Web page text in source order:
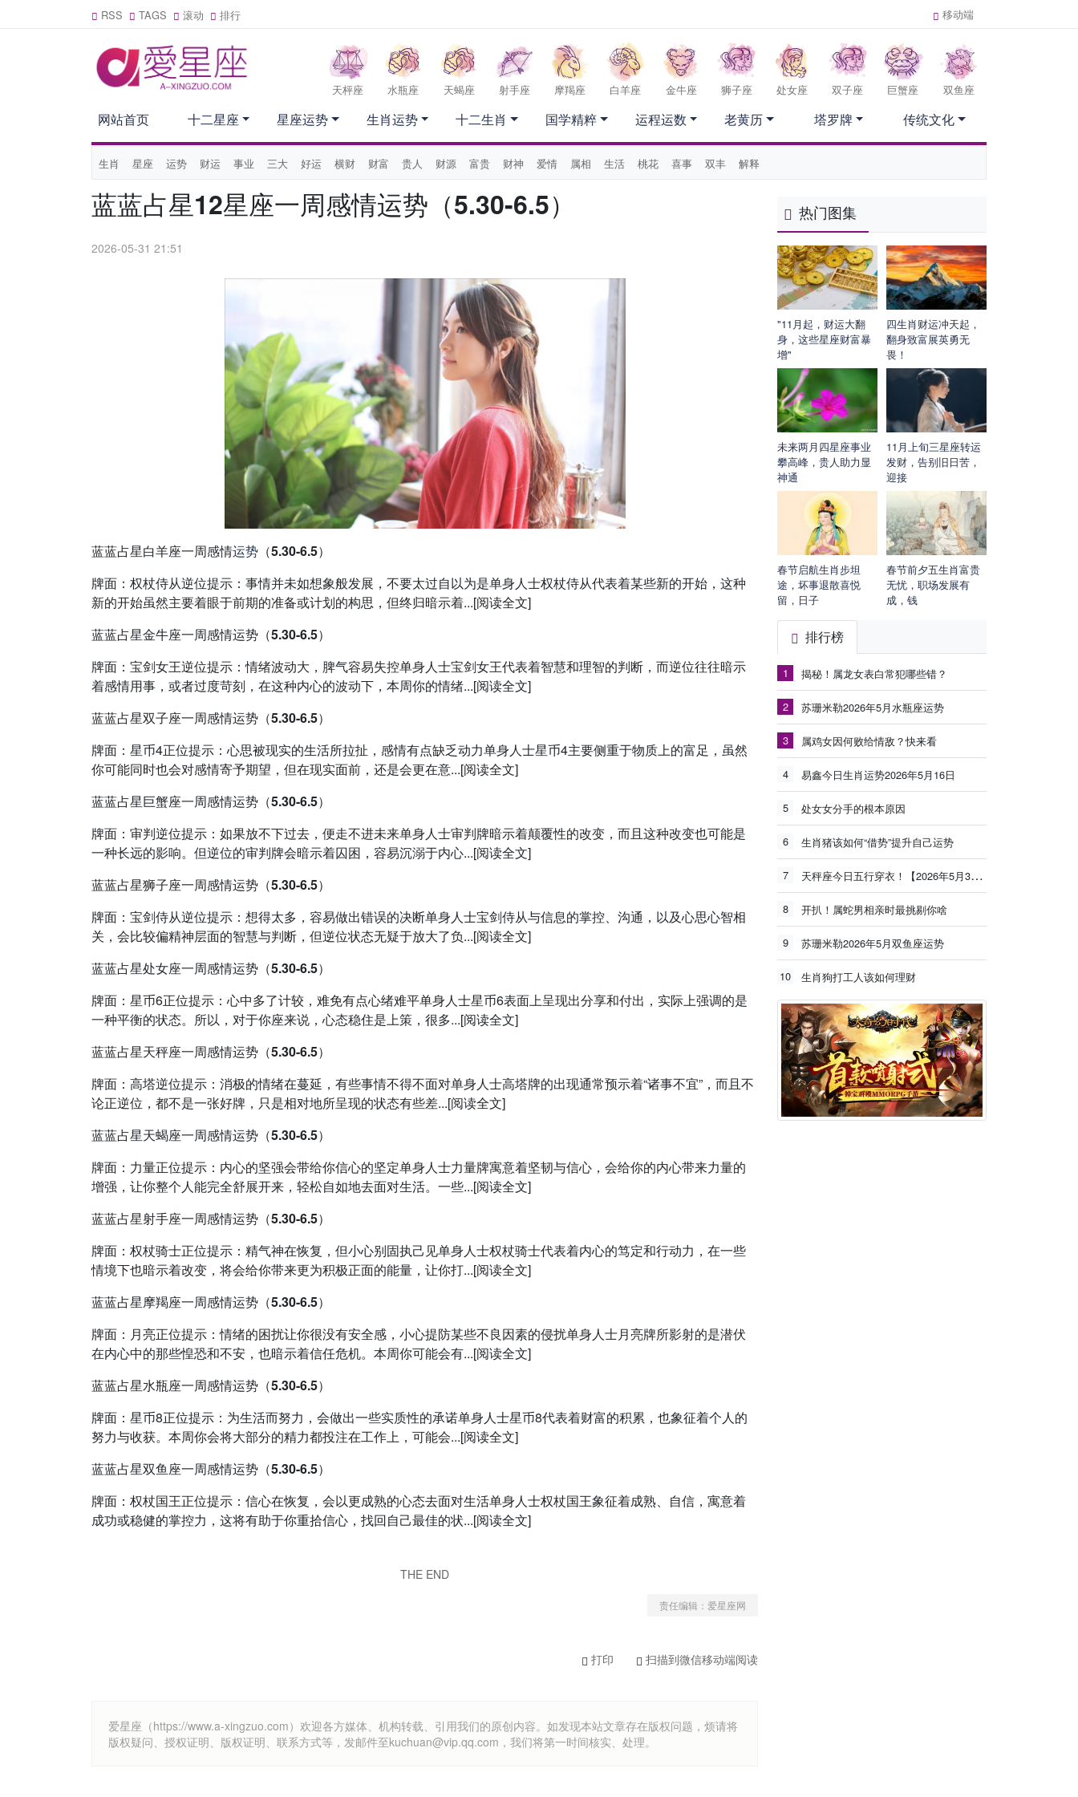
RSS TAGS 滚动 排行 移动端
天枰座 水瓶座 天蝎座 射手座 摩羯座 白羊座 金牛座 狮子座 处女座 双子座 巨蟹座 双鱼座
网站首页
生肖 星座 运势 财运 事业 三大 好运 横财 财富 贵人 财源 富贵 财神 爱情 属相 生活 桃花 喜事 双丰 解释
十二星座 星座运势 生肖运势 十二生肖 国学精粹 运程运数 老黄历 塔罗牌 传统文化
蓝蓝占星12星座一周感情运势（5.30-6.5）
2026-05-31 21:51
蓝蓝占星白羊座一周感情运势 （5.30-6.5）
牌面：权杖侍从逆位提示：事情并未如想象般发展，不要太过自以为是单身人士权杖侍从代表着某些新的开始，这种
新的开始虽然主要着眼于前期的准备或计划的构思，但终归暗示着...[阅读全文]
蓝蓝占星金牛座一周感情运势（5.30-6.5）
牌面：宝剑女王逆位提示：情绪波动大，脾气容易失控单身人士宝剑女王代表着智慧和理智的判断，而逆位往往暗示
着感情用事，或者过度苛刻，在这种内心的波动下，本周你的情绪...[阅读全文]
蓝蓝占星双子座一周感情运势（5.30-6.5）
牌面：星币4正位提示：心思被现实的生活所拉扯，感情有点缺乏动力单身人士星币4主要侧重于物质上的富足，虽然
你可能同时也会对感情寄予期望，但在现实面前，还是会更在意...[阅读全文]
蓝蓝占星巨蟹座一周感情运势（5.30-6.5）
牌面：审判逆位提示：如果放不下过去，便走不进未来单身人士审判牌暗示着颠覆性的改变，而且这种改变也可能是
一种长远的影响。但逆位的审判牌会暗示着囚困，容易沉溺于内心...[阅读全文]
蓝蓝占星狮子座一周感情运势（5.30-6.5）
牌面：宝剑侍从逆位提示：想得太多，容易做出错误的决断单身人士宝剑侍从与信息的掌控、沟通，以及心思心智相
关，会比较偏精神层面的智慧与判断，但逆位状态无疑于放大了负...[阅读全文]
蓝蓝占星处女座一周感情运势（5.30-6.5）
牌面：星币6正位提示：心中多了计较，难免有点心绪难平单身人士星币6表面上呈现出分享和付出，实际上强调的是
一种平衡的状态。所以，对于你座来说，心态稳住是上策，很多...[阅读全文]
蓝蓝占星天秤座一周感情运势（5.30-6.5）
牌面：高塔逆位提示：消极的情绪在蔓延，有些事情不得不面对单身人士高塔牌的出现通常预示着“诸事不宜”，而且不
论正逆位，都不是一张好牌，只是相对地所呈现的状态有些差...[阅读全文]
蓝蓝占星天蝎座一周感情运势（5.30-6.5）
牌面：力量正位提示：内心的坚强会带给你信心的坚定单身人士力量牌寓意着坚韧与信心，会给你的内心带来力量的
增强，让你整个人能完全舒展开来，轻松自如地去面对生活。一些...[阅读全文]
蓝蓝占星射手座一周感情运势（5.30-6.5）
牌面：权杖骑士正位提示：精气神在恢复，但小心别固执己见单身人士权杖骑士代表着内心的笃定和行动力，在一些
情境下也暗示着改变，将会给你带来更为积极正面的能量，让你打...[阅读全文]
蓝蓝占星摩羯座一周感情运势（5.30-6.5）
牌面：月亮正位提示：情绪的困扰让你很没有安全感，小心提防某些不良因素的侵扰单身人士月亮牌所影射的是潜伏
在内心中的那些惶恐和不安，也暗示着信任危机。本周你可能会有...[阅读全文]
蓝蓝占星水瓶座一周感情运势（5.30-6.5）
牌面：星币8正位提示：为生活而努力，会做出一些实质性的承诺单身人士星币8代表着财富的积累，也象征着个人的
努力与收获。本周你会将大部分的精力都投注在工作上，可能会...[阅读全文]
蓝蓝占星双鱼座一周感情运势（5.30-6.5）
牌面：权杖国王正位提示：信心在恢复，会以更成熟的心态去面对生活单身人士权杖国王象征着成熟、自信，寓意着
成功或稳健的掌控力，这将有助于你重拾信心，找回自己最佳的状...[阅读全文]
THE END
责任编辑：爱星座网
打印 扫描到微信移动端阅读
爱星座（https://www.a-xingzuo.com）欢迎各方媒体、机构转载、引用我们的原创内容。如发现本站文章存在版权问题，烦请将
版权疑问、授权证明、版权证明、联系方式等，发邮件至kuchuan@vip.qq.com，我们将第一时间核实、处理。
热门图集
"11月起，财运大翻
身，这些星座财富暴
增"
四生肖财运冲天起，
翻身致富展英勇无
畏！
未来两月四星座事业
攀高峰，贵人助力显
神通
11月上旬三星座转运
发财，告别旧日苦，
迎接
春节启航生肖步坦
途，坏事退散喜悦
留，日子
春节前夕五生肖富贵
无忧，职场发展有
成，钱
排行榜
1 揭秘！属龙女表白常犯哪些错？
2 苏珊米勒2026年5月水瓶座运势
3 属鸡女因何败给情敌？快来看
4 易鑫今日生肖运势2026年5月16日
5 处女女分手的根本原因
6 生肖猪该如何“借势”提升自己运势
7 天秤座今日五行穿衣！【2026年5月30日】
8 开扒！属蛇男相亲时最挑剔你啥
9 苏珊米勒2026年5月双鱼座运势
10 生肖狗打工人该如何理财